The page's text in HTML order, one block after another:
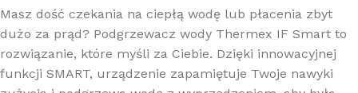
Masz dość czekania na ciepłą wodę lub płacenia zbyt
dużo za prąd? Podgrzewacz wody Thermex IF Smart to
rozwiązanie, które myśli za Ciebie. Dzięki innowacyjnej
funkcji SMART, urządzenie zapamiętuje Twoje nawyki